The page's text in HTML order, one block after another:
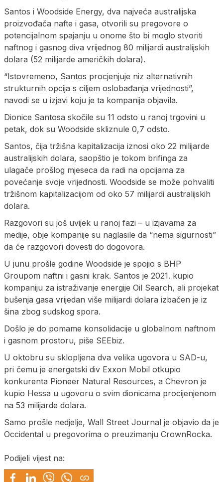
Santos i Woodside Energy, dva najveća australijska
proizvođača nafte i gasa, otvorili su pregovore o
potencijalnom spajanju u onome što bi moglo stvoriti
naftnog i gasnog diva vrijednog 80 milijardi australijskih
dolara (52 milijarde američkih dolara).
“Istovremeno, Santos procjenjuje niz alternativnih
strukturnih opcija s ciljem oslobađanja vrijednosti”,
navodi se u izjavi koju je ta kompanija objavila.
Dionice Santosa skočile su 11 odsto u ranoj trgovini u
petak, dok su Woodside skliznule 0,7 odsto.
Santos, čija tržišna kapitalizacija iznosi oko 22 milijarde
australijskih dolara, saopštio je tokom brifinga za
ulagače prošlog mjeseca da radi na opcijama za
povećanje svoje vrijednosti. Woodside se može pohvaliti
tržišnom kapitalizacijom od oko 57 milijardi australijskih
dolara.
Razgovori su još uvijek u ranoj fazi – u izjavama za
medije, obje kompanije su naglasile da “nema sigurnosti”
da će razgovori dovesti do dogovora.
U junu prošle godine Woodside je spojio s BHP
Groupom naftni i gasni krak. Santos je 2021. kupio
kompaniju za istraživanje energije Oil Search, ali projekat
bušenja gasa vrijedan više milijardi dolara izbačen je iz
šina zbog sudskog spora.
Došlo je do pomame konsolidacije u globalnom naftnom
i gasnom prostoru, piše SEEbiz.
U oktobru su sklopljena dva velika ugovora u SAD-u,
pri čemu je energetski div Exxon Mobil otkupio
konkurenta Pioneer Natural Resources, a Chevron je
kupio Hessa u ugovoru o svim dionicama procijenjenom
na 53 milijarde dolara.
Samo prošle nedjelje, Wall Street Journal je objavio da je
Occidental u pregovorima o preuzimanju CrownRocka.
Podijeli vijest na: